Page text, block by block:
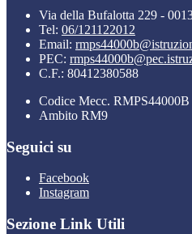
Via della Bufalotta 229 -
Tel: 06/121122012
Email:
PEC:
C.F.: 80412380588
Codice Mecc. RMPS44000B
Ambito RM9
Seguici su
Facebook
Instagram
Sezione Link Utili